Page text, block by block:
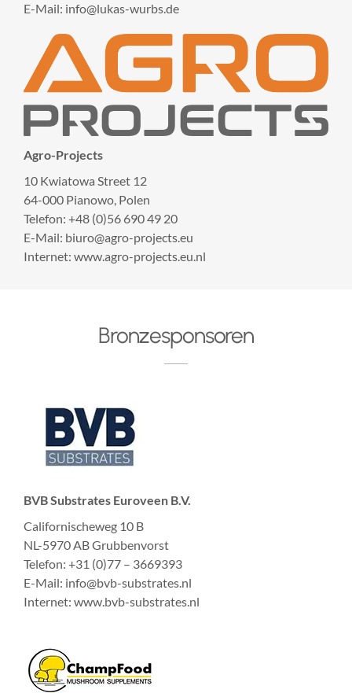
E-Mail: info@lukas-wurbs.de
Agro-Projects
10 Kwiatowa Street 12
64-000 Pianowo, Polen
Telefon: +48 (0)56 690 49 20
E-Mail: biuro@agro-projects.eu
Internet: www.agro-projects.eu.nl
Bronzesponsoren
BVB Substrates Euroveen B.V.
Californischeweg 10 B
NL-5970 AB Grubbenvorst
Telefon: +31 (0)77 – 3669393
E-Mail: info@bvb-substrates.nl
Internet: www.bvb-substrates.nl